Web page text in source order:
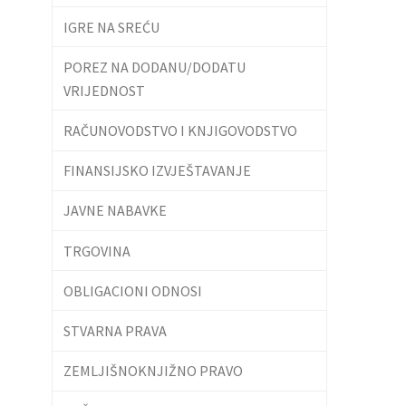
IGRE NA SREĆU
POREZ NA DODANU/DODATU
VRIJEDNOST
RAČUNOVODSTVO I KNJIGOVODSTVO
FINANSIJSKO IZVJEŠTAVANJE
JAVNE NABAVKE
TRGOVINA
OBLIGACIONI ODNOSI
STVARNA PRAVA
ZEMLJIŠNOKNJIŽNO PRAVO